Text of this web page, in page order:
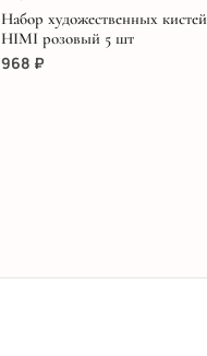
Набор художественных кистей
HIMI розовый 5 шт
968 ₽